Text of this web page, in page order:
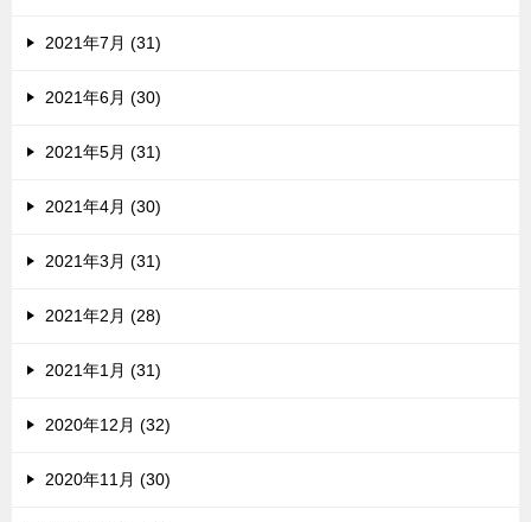
2021年7月 (31)
2021年6月 (30)
2021年5月 (31)
2021年4月 (30)
2021年3月 (31)
2021年2月 (28)
2021年1月 (31)
2020年12月 (32)
2020年11月 (30)